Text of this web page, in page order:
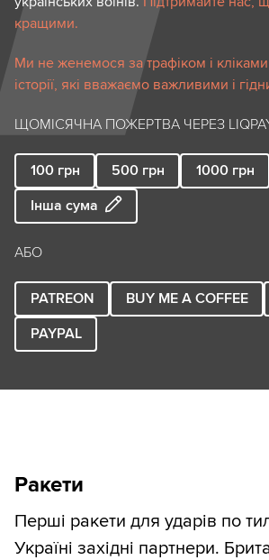
кращими.
Ми не женемося за трафіком і
історії, які вважаємо важливими і
ЩОМІСЯЧНА ПОЖЕРТВА ЧЕРЕЗ
100 грн 500 грн 1000 грн
Інша сума
АБО
PATREON BUY ME A COFFEE
PAYPAL
Ракети
Перші ракети для ударів по
Україні західні партнери.